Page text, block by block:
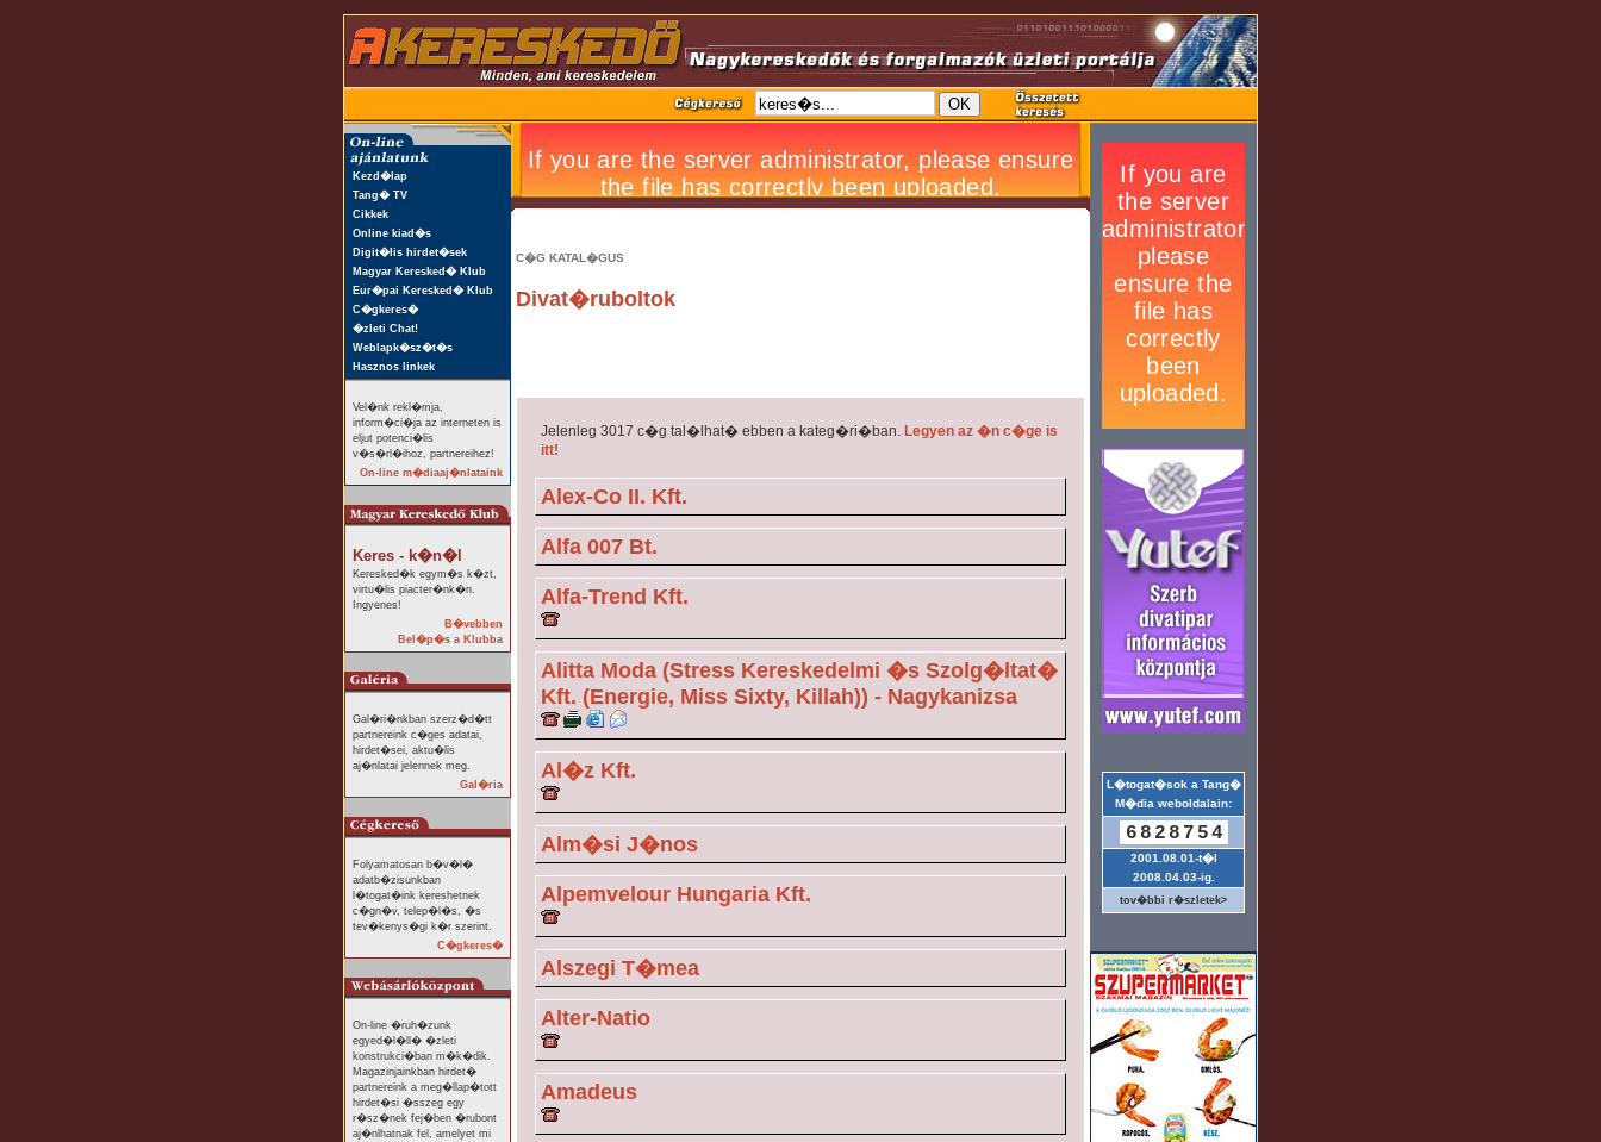
Kezd�lap
Tang� TV
Cikkek
Online kiad�s
Digit�lis hirdet�sek
Magyar Keresked� Klub
Eur�pai Keresked� Klub
C�gkeres�
�zleti Chat!
Weblapk�sz�t�s
Hasznos linkek
Vel�nk rekl�mja,
inform�ci�ja az interneten is
eljut potenci�lis
v�s�rl�ihoz, partnereihez!
On-line m�diaaj�nlataink
Keres - k�n�l
Keresked�k egym�s k�zt,
virtu�lis piacter�nk�n.
Ingyenes!
B�vebben
Bel�p�s a Klubba
Gal�ri�nkban szerz�d�tt
partnereink c�ges adatai,
hirdet�sei, aktu�lis
aj�nlatai jelennek meg.
Gal�ria
Folyamatosan b�v�l�
adatb�zisunkban
l�togat�ink kereshetnek
c�gn�v, telep�l�s, �s
tev�kenys�gi k�r szerint.
C�gkeres�
On-line �ruh�zunk
egyed�l�ll� �zleti
konstrukci�ban m�k�dik.
Magazinjainkban hirdet�
partnereink a meg�llap�tott
hirdet�si �sszeg egy
r�sz�nek fej�ben �rubont
aj�nlhatnak fel, amelyet mi
C�G KATAL�GUS
Divat�ruboltok
Jelenleg 3017 c�g tal�lhat� ebben a kateg�ri�ban. Legyen az �n c�ge is
itt!
Alex-Co II. Kft.
Alfa 007 Bt.
Alfa-Trend Kft.
Alitta Moda (Stress Kereskedelmi �s Szolg�ltat�
Kft. (Energie, Miss Sixty, Killah)) - Nagykanizsa
Al�z Kft.
Alm�si J�nos
Alpemvelour Hungaria Kft.
Alszegi T�mea
Alter-Natio
Amadeus
L�togat�sok a Tang�
M�dia weboldalain:
6828754
2001.08.01-t�l
2008.04.03-ig.
tov�bbi r�szletek>